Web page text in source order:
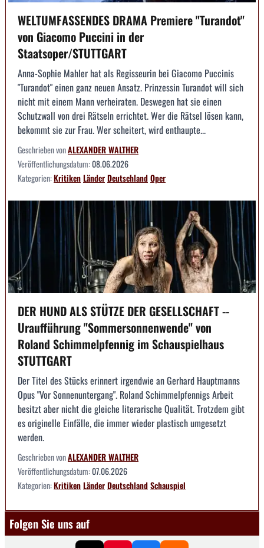
WELTUMFASSENDES DRAMA Premiere "Turandot"
von Giacomo Puccini in der
Staatsoper/STUTTGART
Anna-Sophie Mahler hat als Regisseurin bei Giacomo Puccinis
"Turandot" einen ganz neuen Ansatz. Prinzessin Turandot will sich
nicht mit einem Mann verheiraten. Deswegen hat sie einen
Schutzwall von drei Rätseln errichtet. Wer die Rätsel lösen kann,
bekommt sie zur Frau. Wer scheitert, wird enthaupte...
Geschrieben vonALEXANDER WALTHER
Veröffentlichungsdatum:08.06.2026
Kategorien:KritikenLänderDeutschlandOper
DER HUND ALS STÜTZE DER GESELLSCHAFT --
Uraufführung "Sommersonnenwende" von
Roland Schimmelpfennig im Schauspielhaus
STUTTGART
Der Titel des Stücks erinnert irgendwie an Gerhard Hauptmanns
Opus "Vor Sonnenuntergang". Roland Schimmelpfennigs Arbeit
besitzt aber nicht die gleiche literarische Qualität. Trotzdem gibt
es originelle Einfälle, die immer wieder plastisch umgesetzt
werden.
Geschrieben vonALEXANDER WALTHER
Veröffentlichungsdatum:07.06.2026
Kategorien:KritikenLänderDeutschlandSchauspiel
Folgen Sie uns auf